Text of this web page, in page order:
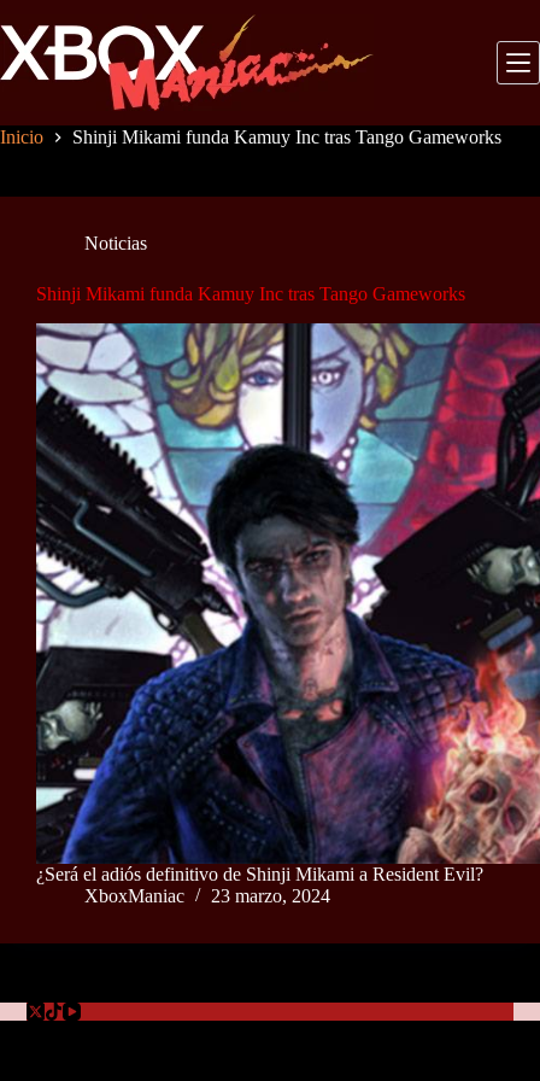
al
contenido
Inicio Shinji Mikami funda Kamuy Inc tras Tango Gameworks
Noticias
Shinji Mikami funda Kamuy Inc tras Tango Gameworks
¿Será el adiós definitivo de Shinji Mikami a Resident Evil?
XboxManiac
23 marzo, 2024